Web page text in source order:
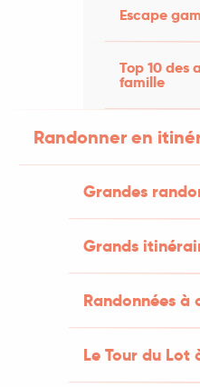
Escape
Top 10 des
famille
Randonner en
Grandes
Grands
Randonnées
Le Tour du Lot
DE TERRES
participatif
route de malmartel,